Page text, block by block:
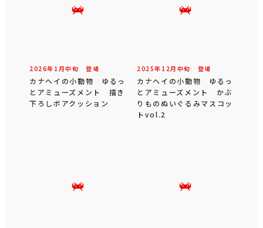
2026年 1 月中旬 登場
カナヘイの小動物 ゆるっ
とアミューズメント 描き
下ろしボアクッション
2025年 12 月 中旬 登場
カナヘイの小動物 ゆるっ
とアミューズメント かぶ
りものぬいぐるみマスコッ
トvol.2